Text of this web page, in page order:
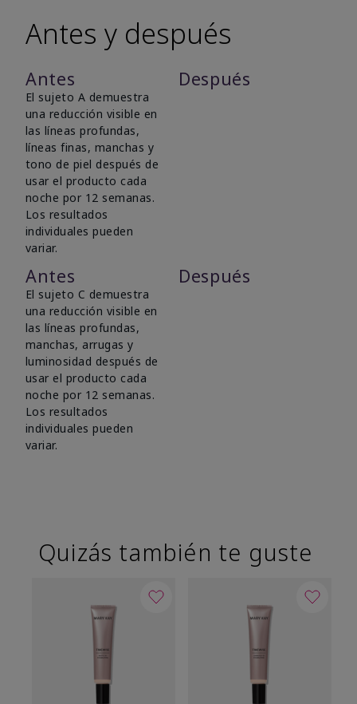
Antes y después
Antes Después
El sujeto A demuestra
una reducción visible en
las líneas profundas,
líneas finas, manchas y
tono de piel después de
usar el producto cada
noche por 12 semanas.
Los resultados
individuales pueden
variar.
Antes Después
El sujeto C demuestra
una reducción visible en
las líneas profundas,
manchas, arrugas y
luminosidad después de
usar el producto cada
noche por 12 semanas.
Los resultados
individuales pueden
variar.
Quizás también te guste